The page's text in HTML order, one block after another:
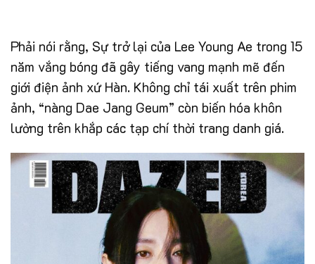
Phải nói rằng, Sự trở lại của Lee Young Ae trong 15
năm vắng bóng đã gây tiếng vang mạnh mẽ đến
giới điện ảnh xứ Hàn. Không chỉ tái xuất trên phim
ảnh, “nàng Dae Jang Geum” còn biến hóa khôn
lường trên khắp các tạp chí thời trang danh giá.